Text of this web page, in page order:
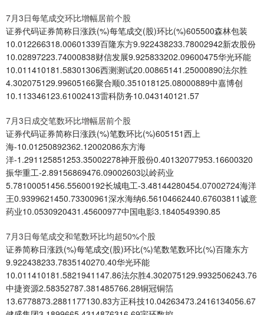
7月3日每笔成交环比增幅居前个股
证券代码证券简称日涨跌(%)每笔成交(股)环比(%)605500森林包装
10.012266318.00601339百隆东方9.922438233.78002942新农股份
10.02897223.74000838财信发展9.925833202.09600475华光环能
10.011410181.58301306西测测试20.00865141.25000890法尔胜
4.302075129.99605166聚合顺0.351018125.08000889中嘉博创
10.113346123.61002413雷科防务10.043140121.57
7月3日成交笔数环比增幅居前个股
证券代码证券简称日涨跌(%)笔数环比(%)605151西上
海-10.01250892362.12002086东方海
洋-1.291125851253.35002278神开股份0.40132077953.16600320
振华重工-2.89156869476.09002603以岭药业
5.78100051456.55600192长城电工-3.48144280454.07002724海洋
王0.9399621450.73300961深水海纳6.56104662440.67603811诚意
药业10.0530920431.45600977中国电影3.1840549390.85
7月3日每笔成交和笔数环比均超50%个股
证券简称日涨跌(%)每笔成交(股)环比(%)笔数笔数环比(%)百隆东方
9.922438233.7835140270.40华光环能
10.011410181.5821941147.86法尔胜4.302075129.9932506243.76
中捷资源2.58352787.381485766.28铜冠铜箔
13.6778873.2881177130.83方正科技10.04263473.2416134056.67